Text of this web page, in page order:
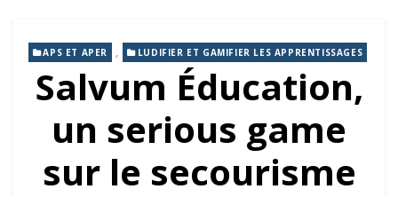
APS ET APER , LUDIFIER ET GAMIFIER LES APPRENTISSAGES
Salvum Éducation,
un serious game
sur le secourisme